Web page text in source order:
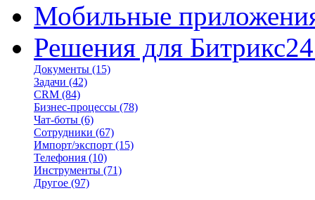
Мобильные
Решения для Битрикс24
Документы (15)
Задачи (42)
CRM (84)
Бизнес-процессы (78)
Чат-боты (6)
Сотрудники (67)
Импорт/экспорт (15)
Телефония (10)
Инструменты (71)
Другое (97)